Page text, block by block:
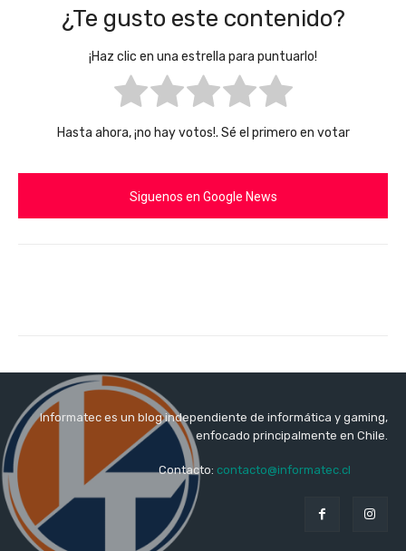
¿Te gusto este contenido?
¡Haz clic en una estrella para puntuarlo!
Hasta ahora, ¡no hay votos!. Sé el primero en votar
Siguenos en Google News
Informatec es un blog independiente de informática y gaming,
enfocado principalmente en Chile.
Contacto: contacto@informatec.cl